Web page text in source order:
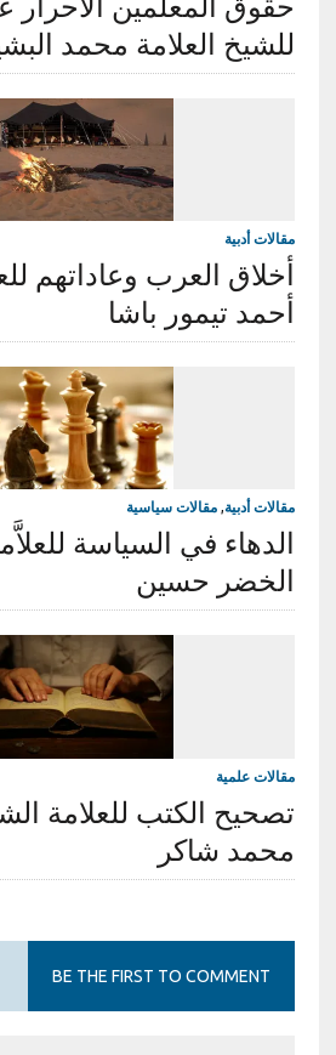
حقوق المعلّمين الأحرار
للشيخ العلامة محمد
مقالات أدبية
أخلاق العرب وعاداتهم
أحمد تيمور باشا
مقالات أدبية, مقالات سياسية
الدهاء في السياسة
الخضر حسين
مقالات علمية
تصحيح الكتب للعلامة
محمد شاكر
BE THE FIRST TO COMMENT